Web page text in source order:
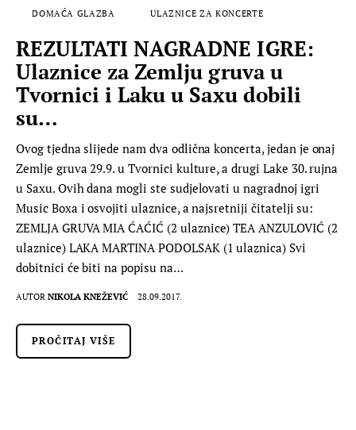
DOMAĆA GLAZBA ULAZNICE ZA KONCERTE
REZULTATI NAGRADNE IGRE:
Ulaznice za Zemlju gruva u
Tvornici i Laku u Saxu dobili
su…
Ovog tjedna slijede nam dva odlična koncerta, jedan je onaj
Zemlje gruva 29.9. u Tvornici kulture, a drugi Lake 30. rujna
u Saxu. Ovih dana mogli ste sudjelovati u nagradnoj igri
Music Boxa i osvojiti ulaznice, a najsretniji čitatelji su:
ZEMLJA GRUVA MIA ĆAĆIĆ (2 ulaznice) TEA ANZULOVIĆ (2
ulaznice) LAKA MARTINA PODOLSAK (1 ulaznica) Svi
dobitnici će biti na popisu na…
AUTOR NIKOLA KNEŽEVIĆ 28.09.2017.
PROČITAJ VIŠE